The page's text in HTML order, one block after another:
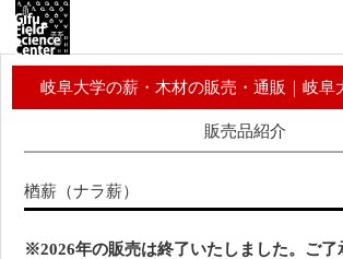
岐阜大学の薪・木材の販売・通販｜岐阜
販売品紹介
楢薪（ナラ薪）
※2026年の販売は終了いたしました。ご了